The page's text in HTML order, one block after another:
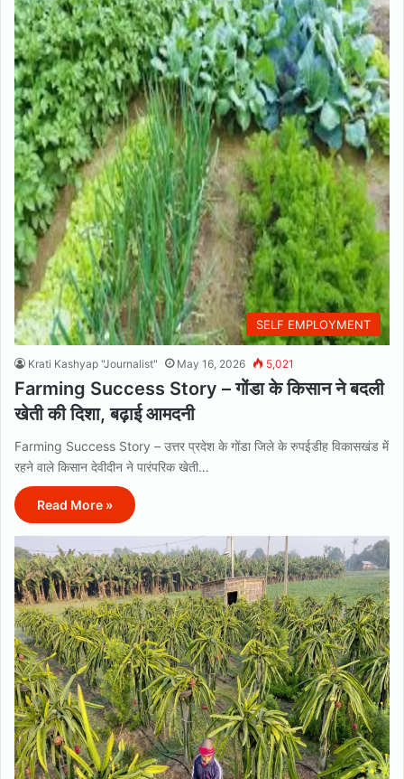
SELF EMPLOYMENT
Krati Kashyap "Journalist" May 16, 2026 5,021
Farming Success Story – गोंडा के किसान ने बदली
खेती की दिशा, बढ़ाई आमदनी
Farming Success Story – उत्तर प्रदेश के गोंडा जिले के रुपईडीह विकासखंड में
रहने वाले किसान देवीदीन ने पारंपरिक खेती…
Read More »